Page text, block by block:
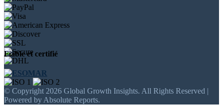
Fiable et certifié
© Copyright 2026 Global Growth Insights. All Rights Reserved |
Powered by Absolute Reports.